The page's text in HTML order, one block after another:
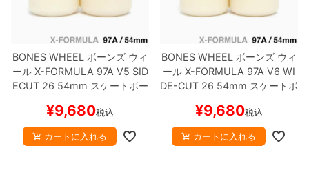
BONES WHEEL ボーンズ ウィ
ールX-FORMULA 97A V5 SID
ECUT 26 54mm スケートボー
¥9,680税込
カートに入れる
BONES WHEEL ボーンズ ウィ
ール X-FORMULA 97A V6 WI
DE-CUT 26 54mm スケートボ
¥9,680税込
カートに入れる